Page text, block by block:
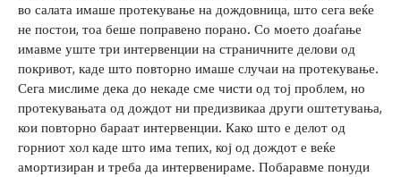
во салата имаше протекување на дождовница, што сега веќе
не постои, тоа беше поправено порано. Со моето доаѓање
имавме уште три интервенции на страничните делови од
покривот, каде што повторно имаше случаи на протекување.
Сега мислиме дека до некаде сме чисти од тој проблем, но
протекувањата од дождот ни предизвикаа други оштетувања,
кои повторно бараат интервенции. Како што е делот од
горниот хол каде што има тепих, кој од дождот е веќе
амортизиран и треба да интервенираме. Побаравме понуди